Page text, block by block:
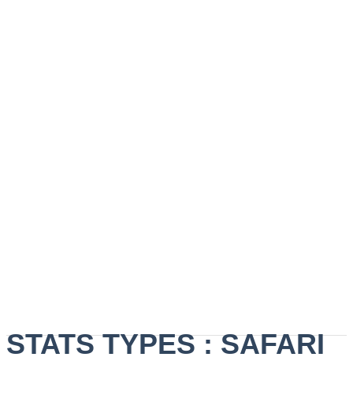
STATS TYPES :SAFARI